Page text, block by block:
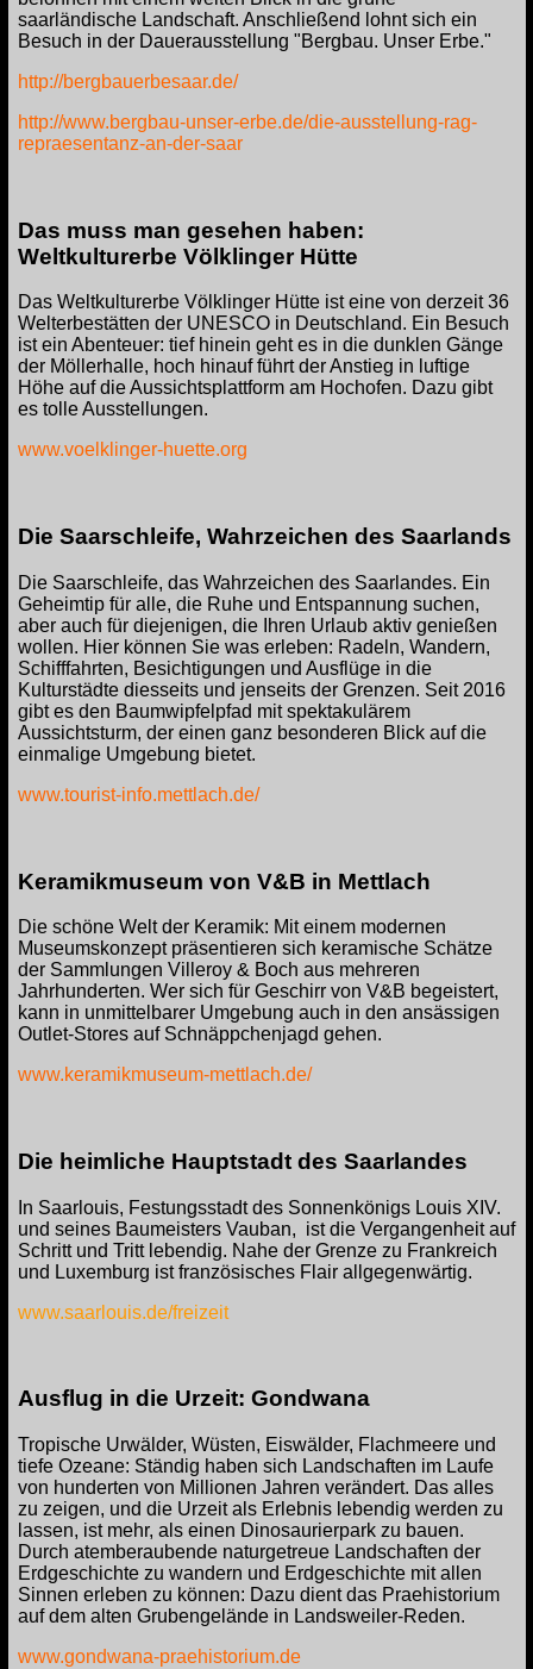
saarländische Landschaft. Anschließend lohnt sich ein
Besuch in der Dauerausstellung "Bergbau. Unser Erbe."
http://bergbauerbesaar.de/
http://www.bergbau-unser-erbe.de/die-ausstellung-rag-
repraesentanz-an-der-saar
Das muss man gesehen haben:
Weltkulturerbe Völklinger Hütte
Das Weltkulturerbe Völklinger Hütte ist eine von derzeit 36
Welterbestätten der UNESCO in Deutschland. Ein Besuch
ist ein Abenteuer: tief hinein geht es in die dunklen Gänge
der Möllerhalle, hoch hinauf führt der Anstieg in luftige
Höhe auf die Aussichtsplattform am Hochofen. Dazu gibt
es tolle Ausstellungen.
www.voelklinger-huette.org
Die Saarschleife, Wahrzeichen des Saarlands
Die Saarschleife, das Wahrzeichen des Saarlandes. Ein
Geheimtip für alle, die Ruhe und Entspannung suchen,
aber auch für diejenigen, die Ihren Urlaub aktiv genießen
wollen. Hier können Sie was erleben: Radeln, Wandern,
Schifffahrten, Besichtigungen und Ausflüge in die
Kulturstädte diesseits und jenseits der Grenzen. Seit 2016
gibt es den Baumwipfelpfad mit spektakulärem
Aussichtsturm, der einen ganz besonderen Blick auf die
einmalige Umgebung bietet.
www.tourist-info.mettlach.de/
Keramikmuseum von V&B in Mettlach
Die schöne Welt der Keramik: Mit einem modernen
Museumskonzept präsentieren sich keramische Schätze
der Sammlungen Villeroy & Boch aus mehreren
Jahrhunderten. Wer sich für Geschirr von V&B begeistert,
kann in unmittelbarer Umgebung auch in den ansässigen
Outlet-Stores auf Schnäppchenjagd gehen.
www.keramikmuseum-mettlach.de/
Die heimliche Hauptstadt des Saarlandes
In Saarlouis, Festungsstadt des Sonnenkönigs Louis XIV.
und seines Baumeisters Vauban, ist die Vergangenheit auf
Schritt und Tritt lebendig. Nahe der Grenze zu Frankreich
und Luxemburg ist französisches Flair allgegenwärtig.
www.saarlouis.de/freizeit
Ausflug in die Urzeit: Gondwana
Tropische Urwälder, Wüsten, Eiswälder, Flachmeere und
tiefe Ozeane: Ständig haben sich Landschaften im Laufe
von hunderten von Millionen Jahren verändert. Das alles
zu zeigen, und die Urzeit als Erlebnis lebendig werden zu
lassen, ist mehr, als einen Dinosaurierpark zu bauen.
Durch atemberaubende naturgetreue Landschaften der
Erdgeschichte zu wandern und Erdgeschichte mit allen
Sinnen erleben zu können: Dazu dient das Praehistorium
auf dem alten Grubengelände in Landsweiler-Reden.
www.gondwana-praehistorium.de